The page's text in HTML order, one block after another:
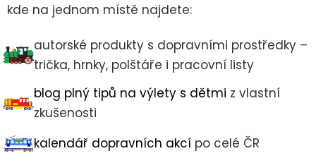
kde na jednom místě najdete:
autorské produkty s dopravními prostředky –
trička, hrnky, polštáře i pracovní listy
blog plný tipů na výlety s dětmi z vlastní
zkušenosti
kalendář dopravních akcí po celé ČR